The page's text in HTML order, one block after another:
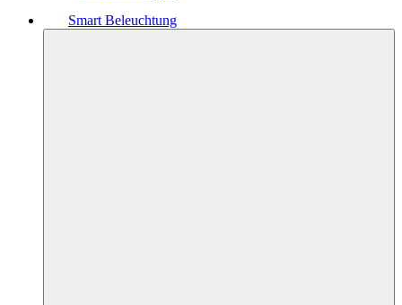
Smart Beleuchtung